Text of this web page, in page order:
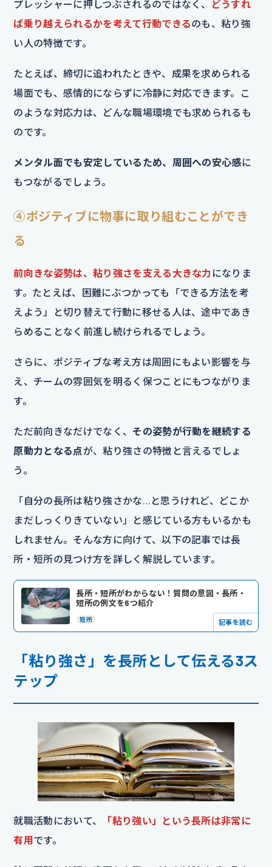
プレッシャーに押しつぶされるのではなく、
どうすれ
ば乗り越えられるかを考えて行動できるのも、粘り強
い人の特徴です。
たとえば、締切に追われたときや、成果を求められる
場面でも、感情的にならずに冷静に対応できます。こ
のような対応力は、どんな職場環境でも求められるも
のです。
メンタル面でも安定しているため、周囲への安心感に
もつながるでしょう。
④ポジティブに物事に取り組むことができ
る
前向きな姿勢は、粘り強さを支える大きな力 になりま
す。たとえば、困難にぶつかっても「できる方法を考
えよう」と切り替えて行動に移せる人は、途中であき
らめることなく前進し続けられるでしょう。
さらに、ポジティブな考え方は周囲にもよい影響を与
え、チームの雰囲気を明るく保つことにもつながりま
す。
ただ前向きなだけでなく、 その姿勢が行動を継続する
原動力となる点が、粘り強さの特徴と言えるでしょ
う。
「自分の長所は粘り強さかな…と思うけれど、どこか
まだしっくりきていない」と感じている方もいるかも
しれません。そんな方に向けて、以下の記事では長
所・短所の見つけ方を詳しく解説しています。
長所・短所がわからない！質問の意図・長所・
短所の例文を6つ紹介
短所 記事を読む
「粘り強さ」を長所として伝える3ス
テップ
就職活動において、
「粘り強い」という長所は非常に
有用です。